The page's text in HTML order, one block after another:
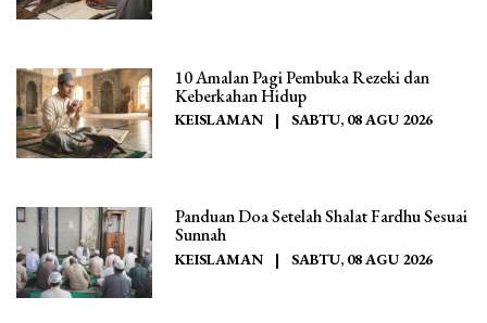
10 Amalan Pagi Pembuka Rezeki dan
Keberkahan Hidup
KEISLAMAN | SABTU, 08 AGU 2026
Panduan Doa Setelah Shalat Fardhu Sesuai
Sunnah
KEISLAMAN | SABTU, 08 AGU 2026